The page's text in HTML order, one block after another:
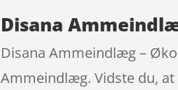
Disana
Disana Ammeindlæg –
Ammeindlæg. Vidste du,